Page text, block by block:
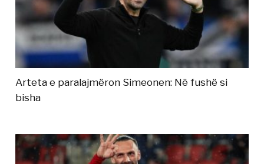
Arteta e paralajmëron Simeonen: Në fushë si
bisha